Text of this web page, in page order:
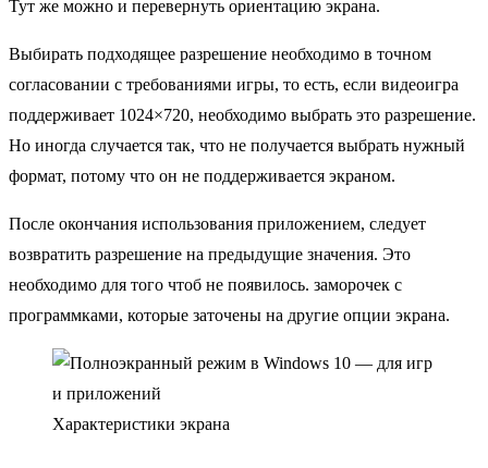
Тут же можно и перевернуть ориентацию экрана.
Выбирать подходящее разрешение необходимо в точном
согласовании с требованиями игры, то есть, если видеоигра
поддерживает 1024×720, необходимо выбрать это разрешение.
Но иногда случается так, что не получается выбрать нужный
формат, потому что он не поддерживается экраном.
После окончания использования приложением, следует
возвратить разрешение на предыдущие значения. Это
необходимо для того чтоб не появилось. заморочек с
программками, которые заточены на другие опции экрана.
Характеристики экрана